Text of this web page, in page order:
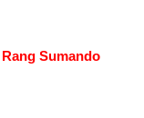
Sumando